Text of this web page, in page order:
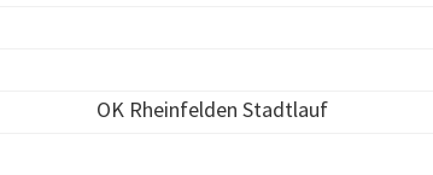
OK Rheinfelden Stadtlauf